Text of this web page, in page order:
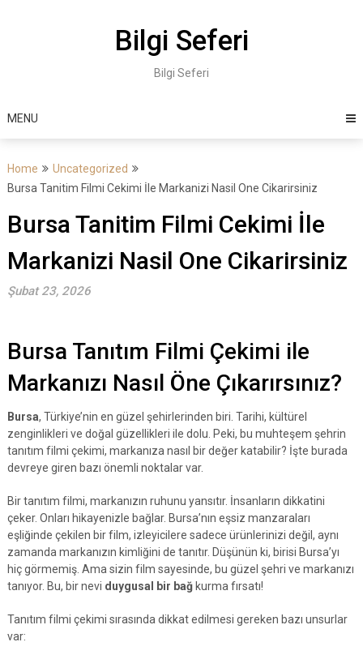
Bilgi Seferi
Bilgi Seferi
MENU
Home
Uncategorized
Bursa Tanitim Filmi Cekimi İle Markanizi Nasil One Cikarirsiniz
Bursa Tanitim Filmi Cekimi İle
Markanizi Nasil One Cikarirsiniz
Şubat 23, 2026
Bursa Tanıtım Filmi Çekimi ile
Markanızı Nasıl Öne Çıkarırsınız?
Bursa, Türkiye’nin en güzel şehirlerinden biri. Tarihi, kültürel
zenginlikleri ve doğal güzellikleri ile dolu. Peki, bu muhteşem şehrin
tanıtım filmi çekimi, markanıza nasıl bir değer katabilir? İşte burada
devreye giren bazı önemli noktalar var.
Bir tanıtım filmi, markanızın ruhunu yansıtır. İnsanların dikkatini
çeker. Onları hikayenizle bağlar. Bursa’nın eşsiz manzaraları
eşliğinde çekilen bir film, izleyicilere sadece ürünlerinizi değil, aynı
zamanda markanızın kimliğini de tanıtır. Düşünün ki, birisi Bursa’yı
hiç görmemiş. Ama sizin film sayesinde, bu güzel şehri ve markanızı
tanıyor. Bu, bir nevi duygusal bir bağkurma fırsatı!
Tanıtım filmi çekimi sırasında dikkat edilmesi gereken bazı unsurlar
var: